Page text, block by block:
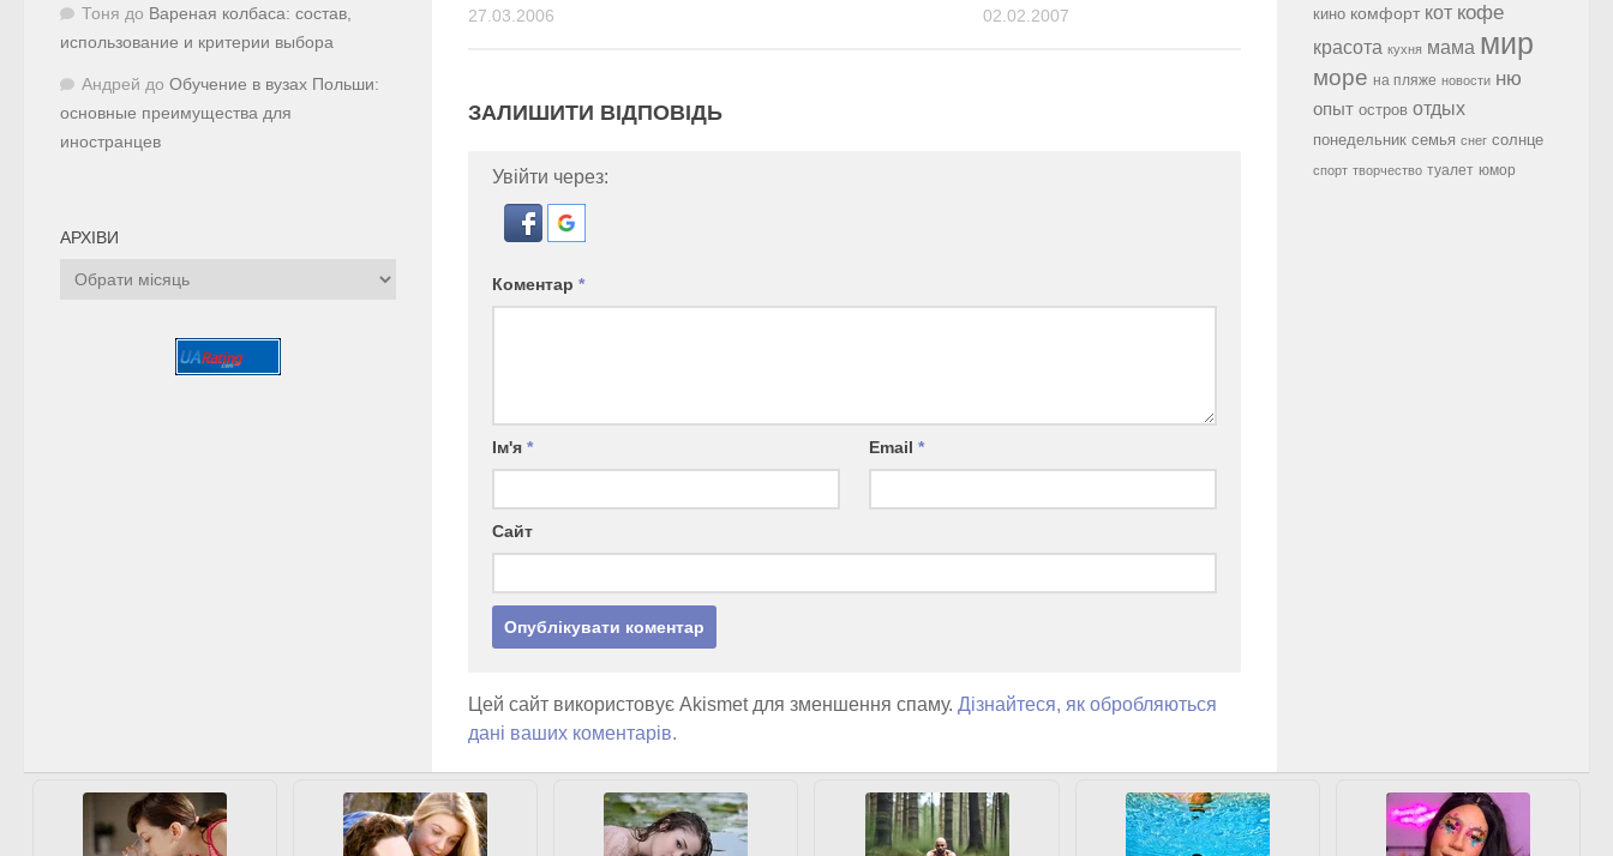
27.03.2006 02.02.2007
ЗАЛИШИТИ ВІДПОВІДЬ
Увійти через:
Коментар *
Ім'я * Email*
Сайт
Цей сайт використовує Akismet для зменшення спаму. Дізнайтеся, як обробляються
дані ваших коментарів.
Тоня до Вареная колбаса: состав,
использование и критерии выбора
Андрей до Обучение в вузах Польши:
основные преимущества для
иностранцев
АРХІВИ
Архіви
кино комфорт кот кофе
красота кухня мама мир
море на пляже новости ню
опыт остров отдых
понедельник семья снег солнце
спорт творчество туалет юмор